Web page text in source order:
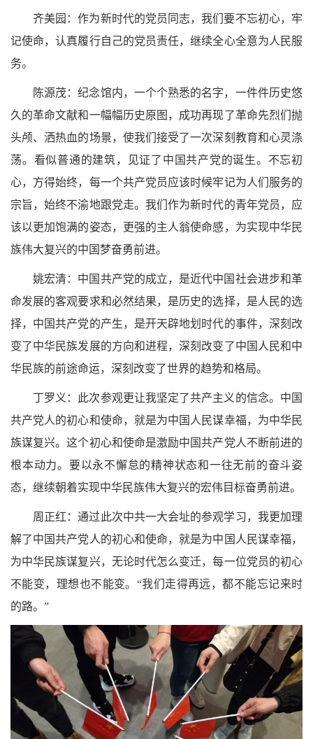
齐美园：作为新时代的党员同志，我们要不忘初心，牢
记使命，认真履行自己的党员责任，继续全心全意为人民服
务。
陈源茂：纪念馆内，一个个熟悉的名字，一件件历史悠
久的革命文献和一幅幅历史原图，成功再现了革命先烈们抛
头颅、洒热血的场景，使我们接受了一次深刻教育和心灵涤
荡。看似普通的建筑，见证了中国共产党的诞生。不忘初
心，方得始终，每一个共产党员应该时候牢记为人们服务的
宗旨，始终不渝地跟党走。我们作为新时代的青年党员，应
该以更加饱满的姿态，更强的主人翁使命感，为实现中华民
族伟大复兴的中国梦奋勇前进。
姚宏清：中国共产党的成立，是近代中国社会进步和革
命发展的客观要求和必然结果，是历史的选择，是人民的选
择，中国共产党的产生，是开天辟地划时代的事件，深刻改
变了中华民族发展的方向和进程，深刻改变了中国人民和中
华民族的前途命运，深刻改变了世界的趋势和格局。
丁罗义：此次参观更让我坚定了共产主义的信念。中国
共产党人的初心和使命，就是为中国人民谋幸福，为中华民
族谋复兴。这个初心和使命是激励中国共产党人不断前进的
根本动力。要以永不懈怠的精神状态和一往无前的奋斗姿
态，继续朝着实现中华民族伟大复兴的宏伟目标奋勇前进。
周正红：通过此次中共一大会址的参观学习，我更加理
解了中国共产党人的初心和使命，就是为中国人民谋幸福，
为中华民族谋复兴，无论时代怎么变迁，每一位党员的初心
不能变，理想也不能变。“我们走得再远，都不能忘记来时
的路。”